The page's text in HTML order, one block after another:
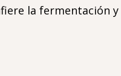
la fermentación